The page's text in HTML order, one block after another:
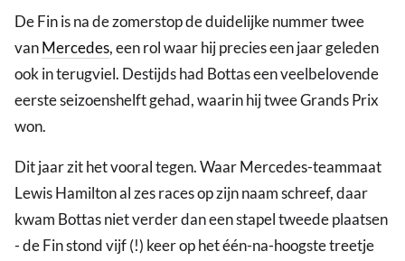
De Fin is na de zomerstop de duidelijke nummer twee
vanMercedes, een rol waar hij precies een jaar geleden
ook in terugviel. Destijds had Bottas een veelbelovende
eerste seizoenshelft gehad, waarin hij twee Grands Prix
won.
Dit jaar zit het vooral tegen. Waar Mercedes-teammaat
Lewis Hamilton al zes races op zijn naam schreef, daar
kwam Bottas niet verder dan een stapel tweede plaatsen
- de Fin stond vijf (!) keer op het één-na-hoogste treetje